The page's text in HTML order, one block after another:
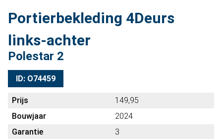
Portierbekleding 4Deurs
links-achter
Polestar 2
ID: O74459
Prijs
149,95
Bouwjaar
2024
Garantie
3